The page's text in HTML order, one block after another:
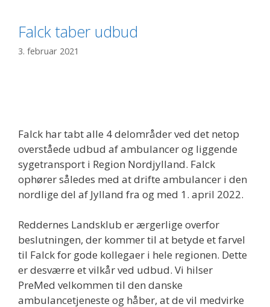
Falck taber udbud
3. februar 2021
Falck har tabt alle 4 delområder ved det netop
overståede udbud af ambulancer og liggende
sygetransport i Region Nordjylland. Falck
ophører således med at drifte ambulancer i den
nordlige del af Jylland fra og med 1. april 2022.
Reddernes Landsklub er ærgerlige overfor
beslutningen, der kommer til at betyde et farvel
til Falck for gode kollegaer i hele regionen. Dette
er desværre et vilkår ved udbud. Vi hilser
PreMed velkommen til den danske
ambulancetjeneste og håber, at de vil medvirke